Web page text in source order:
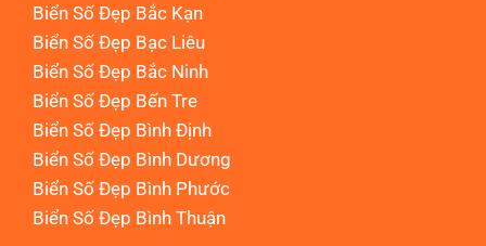
Biển Số Đẹp Bắc Kạn
Biển Số Đẹp Bạc Liêu
Biển Số Đẹp Bắc Ninh
Biển Số Đẹp Bến Tre
Biển Số Đẹp Bình Định
Biển Số Đẹp Bình Dương
Biển Số Đẹp Bình Phước
Biển Số Đẹp Bình Thuận